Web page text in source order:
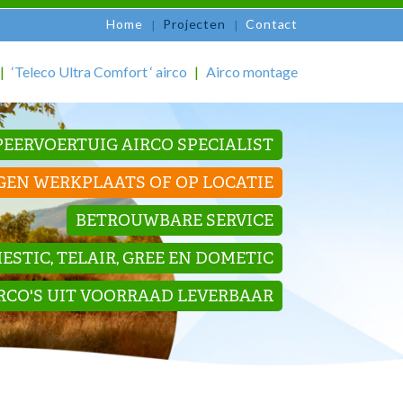
Home Projecten Contact
‘Teleco Ultra Comfort ‘ airco Airco montage
AIRCO SPECIALIST
WERKPLAATS OF OP LOCATIE
BETROUWBARE SERVICE
TELAIR, GREE EN DOMETIC
UIT VOORRAAD LEVERBAAR